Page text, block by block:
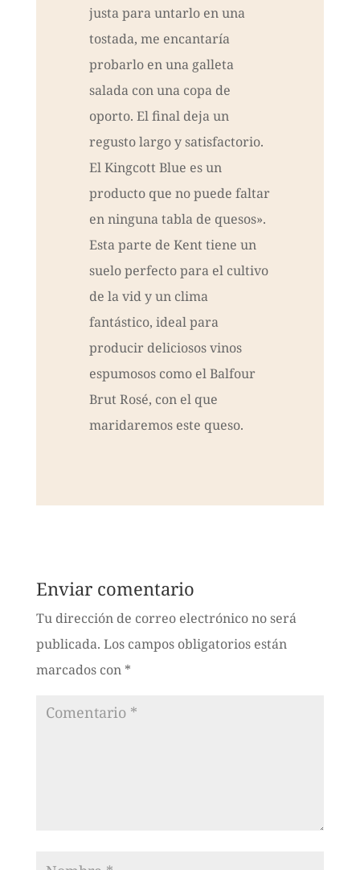
justa para untarlo en una
tostada, me encantaría
probarlo en una galleta
salada con una copa de
oporto. El final deja un
regusto largo y satisfactorio.
El Kingcott Blue es un
producto que no puede faltar
en ninguna tabla de quesos».
Esta parte de Kent tiene un
suelo perfecto para el cultivo
de la vid y un clima
fantástico, ideal para
producir deliciosos vinos
espumosos como el Balfour
Brut Rosé, con el que
maridaremos este queso.
Enviar comentario
Tu dirección de correo electrónico no será
publicada. Los campos obligatorios están
marcados con *